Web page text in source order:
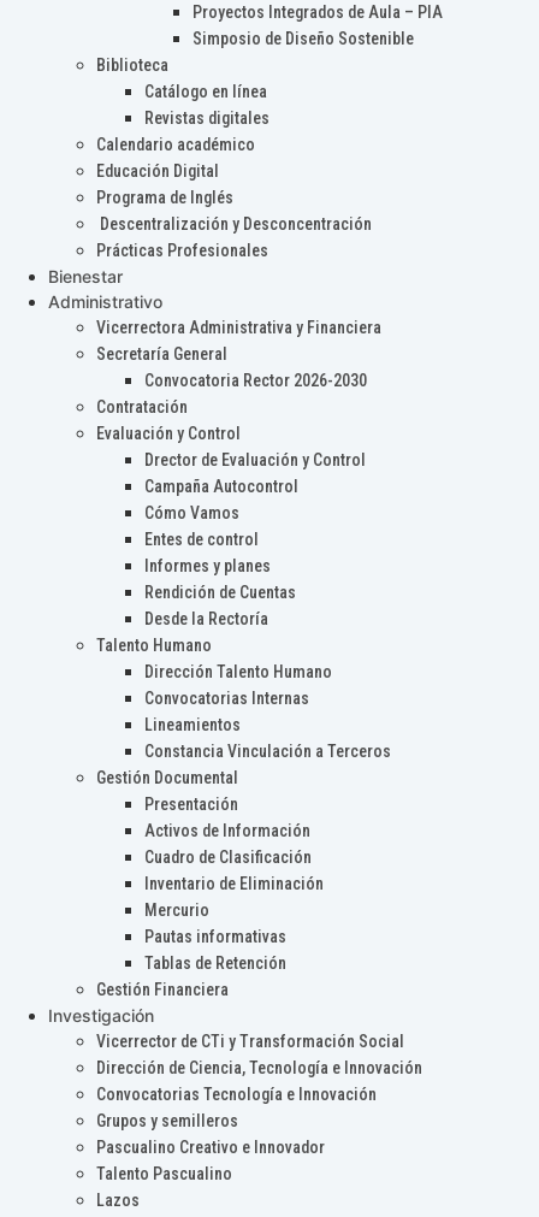
Proyectos Integrados de Aula – PIA
Simposio de Diseño Sostenible
Biblioteca
Catálogo en línea
Revistas digitales
Calendario académico
Educación Digital
Programa de Inglés
Descentralización y Desconcentración
Prácticas Profesionales
Bienestar
Administrativo
Vicerrectora Administrativa y Financiera
Secretaría General
Convocatoria Rector 2026-2030
Contratación
Evaluación y Control
Drector de Evaluación y Control
Campaña Autocontrol
Cómo Vamos
Entes de control
Informes y planes
Rendición de Cuentas
Desde la Rectoría
Talento Humano
Dirección Talento Humano
Convocatorias Internas
Lineamientos
Constancia Vinculación a Terceros
Gestión Documental
Presentación
Activos de Información
Cuadro de Clasificación
Inventario de Eliminación
Mercurio
Pautas informativas
Tablas de Retención
Gestión Financiera
Investigación
Vicerrector de CTi y Transformación Social
Dirección de Ciencia, Tecnología e Innovación
Convocatorias Tecnología e Innovación
Grupos y semilleros
Pascualino Creativo e Innovador
Talento Pascualino
Lazos